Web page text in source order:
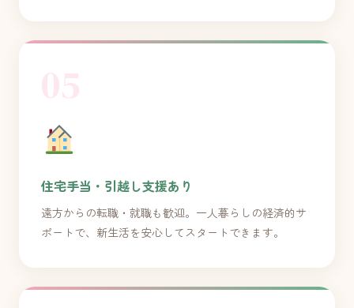
住宅手当・引越し支援あり
遠方からの転職・就職も歓迎。一人暮らしの経済的サ
ポートで、新生活を安心してスタートできます。